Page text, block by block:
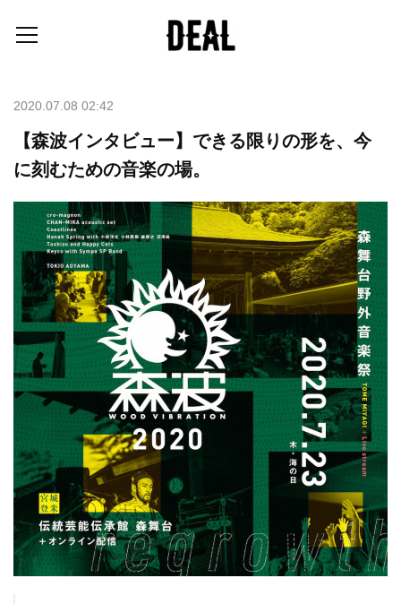
2020.07.08 02:42
【森波インタビュー】できる限りの形を、今
に刻むための音楽の場。